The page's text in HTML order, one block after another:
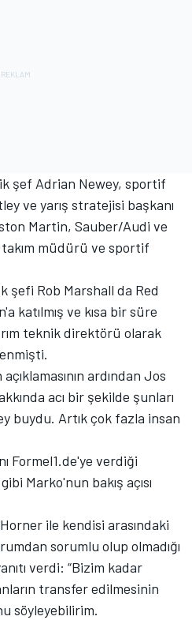
şef Adrian Newey, sportif
ve yarış stratejisi başkanı
Martin, Sauber/Audi ve
müdürü ve sportif
şefi Rob Marshall da Red
katılmış ve kısa bir süre
teknik direktörü olarak
ardından Jos
acı bir şekilde şunları
buydu. Artık çok fazla insan
Formel1.de'ye verdiği
Marko'nun bakış açısı
ile kendisi arasındaki
sorumlu olup olmadığı
verdi: “Bizim kadar
transfer edilmesinin
söyleyebilirim.